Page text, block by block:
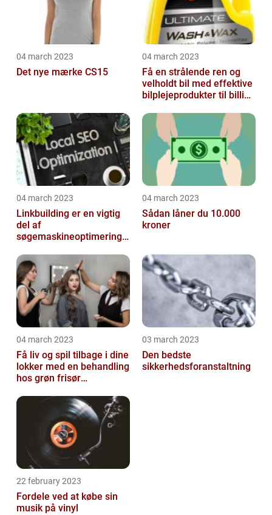
04 march 2023
Det nye mærke CS15
04 march 2023
Få en strålende ren og
velholdt bil med effektive
bilplejeprodukter til billige
04 march 2023
Linkbuilding er en vigtig
del af
søgemaskineoptimeringe
04 march 2023
Sådan låner du 10.000
kroner
04 march 2023
Få liv og spil tilbage i dine
lokker med en behandling
hos grøn frisør
03 march 2023
Den bedste
sikkerhedsforanstaltning
22 february 2023
Fordele ved at købe sin
musik på vinyl